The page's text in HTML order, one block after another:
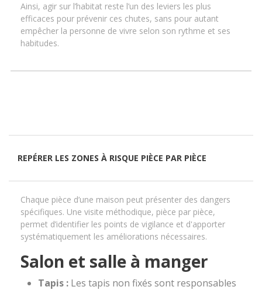
Ainsi, agir sur l’habitat reste l’un des leviers les plus
efficaces pour prévenir ces chutes, sans pour autant
empêcher la personne de vivre selon son rythme et ses
habitudes.
REPÉRER LES ZONES À RISQUE PIÈCE PAR PIÈCE
Chaque pièce d’une maison peut présenter des dangers
spécifiques. Une visite méthodique, pièce par pièce,
permet d’identifier les points de vigilance et d'apporter
systématiquement les améliorations nécessaires.
Salon et salle à manger
Tapis : Les tapis non fixés sont responsables